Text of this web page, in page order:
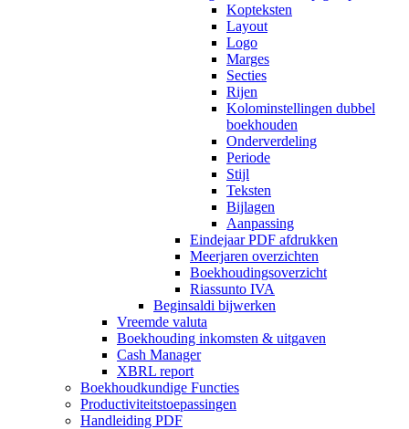
Kopteksten
Layout
Logo
Marges
Secties
Rijen
Kolominstellingen dubbel
boekhouden
Onderverdeling
Periode
Stijl
Teksten
Bijlagen
Aanpassing
Eindejaar PDF afdrukken
Meerjaren overzichten
Boekhoudingsoverzicht
Riassunto IVA
Beginsaldi bijwerken
Vreemde valuta
Boekhouding inkomsten & uitgaven
Cash Manager
XBRL report
Boekhoudkundige Functies
Productiviteitstoepassingen
Handleiding PDF